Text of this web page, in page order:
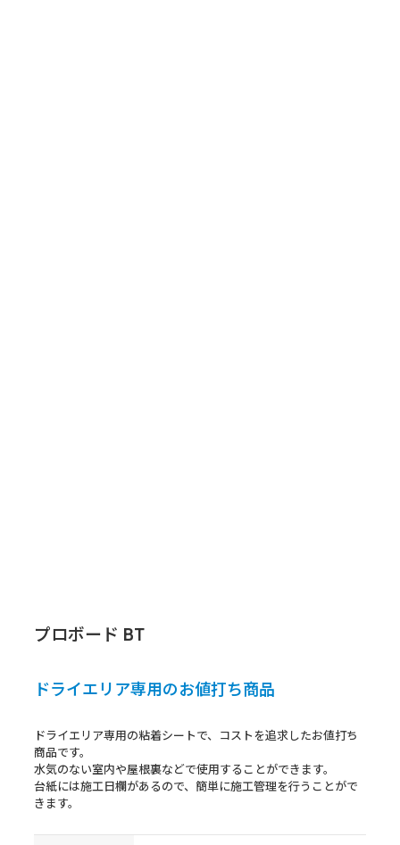
プロボード BT
ドライエリア専用のお値打ち商品
ドライエリア専用の粘着シートで、コストを追求したお値打ち
商品です。
水気のない室内や屋根裏などで使用することができます。
台紙には施工日欄があるので、簡単に施工管理を行うことがで
きます。